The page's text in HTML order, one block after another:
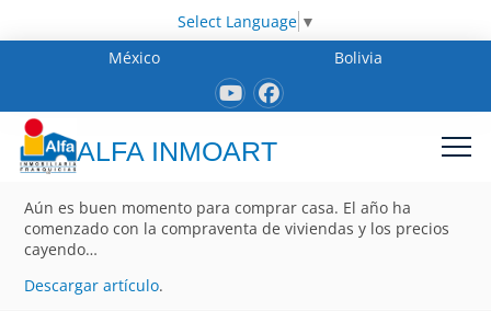
Select Language ▼
México
Bolivia
ALFA INMOART
Aún es buen momento para comprar casa. El año ha
comenzado con la compraventa de viviendas y los precios
cayendo…
Descargar artículo.